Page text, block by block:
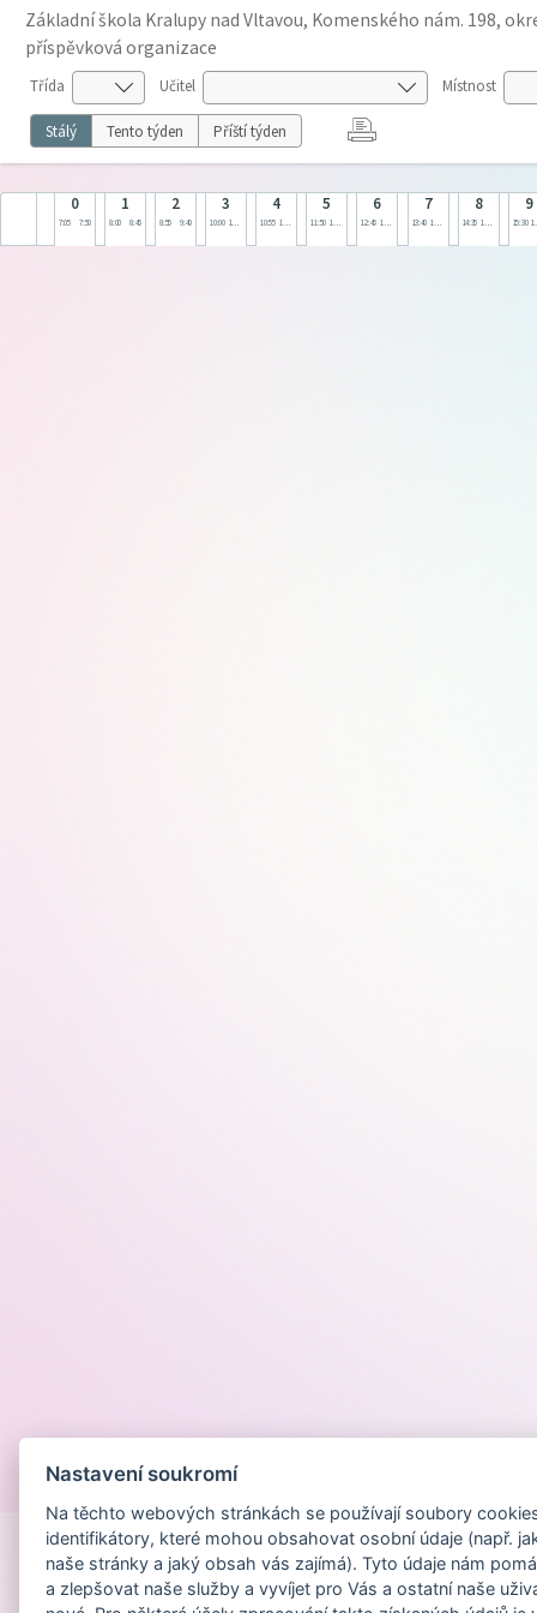
Základní škola Kralupy nad Vltavou, Komenského nám. 198,
příspěvková organizace
Třída Učitel Místnost
Stálý Tento týden Příští týden
0
7:05 7:50
1
8:00 8:45
2
8:55 9:40
3
10:00 10:45
4
10:55 11:40
5
11:50 12:35
6
12:45 13:30
7
13:40 14:25
8
14:35 15:20
9
15:30
Nastavení soukromí
Na těchto webových stránkách se používají soubory
identifikátory, které mohou obsahovat osobní údaje (např.
naše stránky a jaký obsah vás zajímá). Tyto údaje nám
a zlepšovat naše služby a vyvíjet pro Vás a ostatní naše